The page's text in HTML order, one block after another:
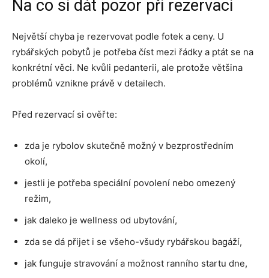
Na co si dát pozor při rezervaci
Největší chyba je rezervovat podle fotek a ceny. U
rybářských pobytů je potřeba číst mezi řádky a ptát se na
konkrétní věci. Ne kvůli pedanterii, ale protože většina
problémů vznikne právě v detailech.
Před rezervací si ověřte:
zda je rybolov skutečně možný v bezprostředním
okolí,
jestli je potřeba speciální povolení nebo omezený
režim,
jak daleko je wellness od ubytování,
zda se dá přijet i se všeho-všudy rybářskou bagáží,
jak funguje stravování a možnost ranního startu dne,